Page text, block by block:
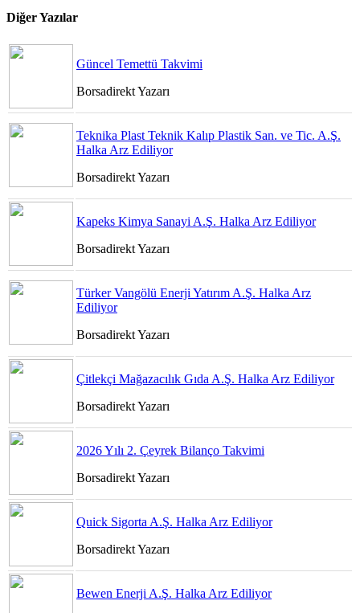
Diğer Yazılar
Güncel Temettü Takvimi
Borsadirekt Yazarı
Teknika Plast Teknik Kalıp Plastik San. ve Tic. A.Ş.
Halka Arz Ediliyor
Borsadirekt Yazarı
Kapeks Kimya Sanayi A.Ş. Halka Arz Ediliyor
Borsadirekt Yazarı
Türker Vangölü Enerji Yatırım A.Ş. Halka Arz
Ediliyor
Borsadirekt Yazarı
Çitlekçi Mağazacılık Gıda A.Ş. Halka Arz Ediliyor
Borsadirekt Yazarı
2026 Yılı 2. Çeyrek Bilanço Takvimi
Borsadirekt Yazarı
Quick Sigorta A.Ş. Halka Arz Ediliyor
Borsadirekt Yazarı
Bewen Enerji A.Ş. Halka Arz Ediliyor